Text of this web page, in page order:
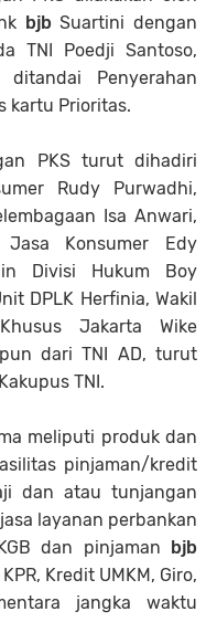
bjb Suartini dengan
TNI Poedji Santoso,
ditandai Penyerahan
kartu Prioritas.
PKS turut dihadiri
Rudy Purwadhi,
Isa Anwari,
Konsumer Edy
Divisi Hukum Boy
DPLK Herfinia, Wakil
Jakarta Wike
dari TNI AD, turut
TNI.
meliputi produk dan
pinjaman/kredit
dan atau tunjangan
layanan perbankan
dan pinjaman
bjb
Kredit UMKM, Giro,
jangka waktu